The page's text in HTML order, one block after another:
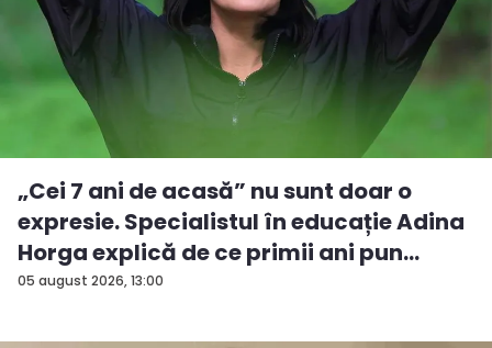
05 august 2026, 13:00
„Cei 7 ani de acasă” nu sunt doar o
expresie. Specialistul în educație Adina
Horga explică de ce primii ani pun
baze...